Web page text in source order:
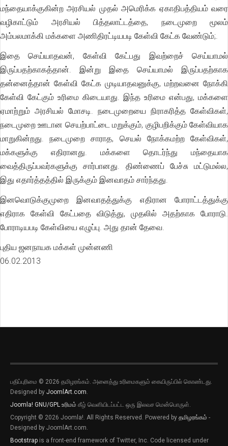
மந்தையாக்குகின்ற அரசியல் முதல் அமெரிக்க ஏகாதிபத்தியம் வரை
வழிகாட்டும் அரசியல் பித்தலாட்டத்தை, நடைமுறை மூலம்
அம்பலமாக்கி மக்களை அணிதிரட்டியபடி கேள்வி கேட்க வேண்டும்;.
இதை செய்யாதவன், கேள்வி கேட்பது இவற்றைச் செய்யாமல்
இருப்பதற்காகத்தான். இன்று இதை செய்யாமல் இருப்பதற்காக
தன்னைத்தான் கேள்வி கேட்க முடியாதவனுக்கு, மற்றவனை நோக்கி
கேள்வி கேட்கும் உரிமை கிடையாது. இந்த உரிமை என்பது, மக்களை
ஏமாற்றும் அரசியல் மோசடி. நடைமுறையை நிராகரித்த கேள்விகள்,
நடைமுறை ஊடான செயற்பாட்டை மறுக்கும், குழிபறிக்கும் கேள்வியாக
மாறுகின்றது. நடைமுறை சாராத, செயல் நோக்கமற்ற கேள்விகள்,
மக்களுக்கு எதிரானது. மக்களை தொடர்ந்து மந்தையாக
வைத்திருப்பவர்களுக்கு சார்பானது. திண்ணைப் பேச்சு மட்டுமல்ல,
இது எதார்த்தத்தில் இருக்கும் இனவாதம் சார்ந்தது.
இனவொடுக்குமுறை இனவாதத்துக்கு எதிரான போராட்டத்துக்கு
எதிராக கேள்வி கேட்பதை விடுத்து, முதலில் அதற்காக போராடு.
போராடியபடி கேள்வியை எழுப்பு. அது தான் தேவை.
புதிய ஜனநாயக மக்கள் முன்னணி
06.02.2013
பதிப்புரிமை © 2026 தமிழரங்கம். அனைத்து உரிமைகளும் கையிருப்பில் கொண்டது.
Designed by JoomlArt.com.
Joomla! GNU/GPL உரிமம் கீழ் வெளியிடப்பட்ட ஒரு இலவச மென்பொருள்.
Copyright © 2026 Joomla!. All Rights Reserved. Powered by தமிழரங்கம் -
Designed by JoomlArt.com.
Bootstrap is a front-end framework of Twitter, Inc. Code licensed under
புதிய இடுகைகளுக்கான அறிவிப்புகளை
பெறவிரும்பின் விருப்பு அழுத்தியை அழுத்தி
தெரிவிக்கவும்
புதிய இடுகைகளுக்கான அறிவிப்புகளை
பெறவிரும்பின் விருப்பு அழுத்தியை அழுத்தி